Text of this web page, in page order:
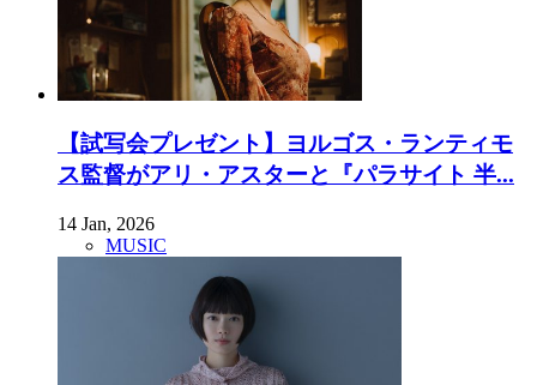
【試写会プレゼント】ヨルゴス・ランティモ
ス監督がアリ・アスターと『パラサイト 半...
14 Jan, 2026
MUSIC